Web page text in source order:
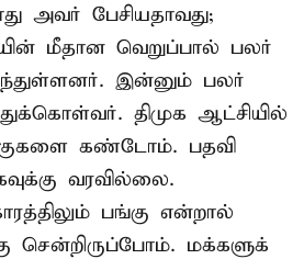
அவர் பேசியதாவது;
மீதான வெறுப்பால் பலர்
இன்னும் பலர்
திமுக ஆட்சியில்
கண்டோம். பதவி
வரவில்லை.
பங்கு என்றால்
சென்றிருப்போம். மக்களுக்